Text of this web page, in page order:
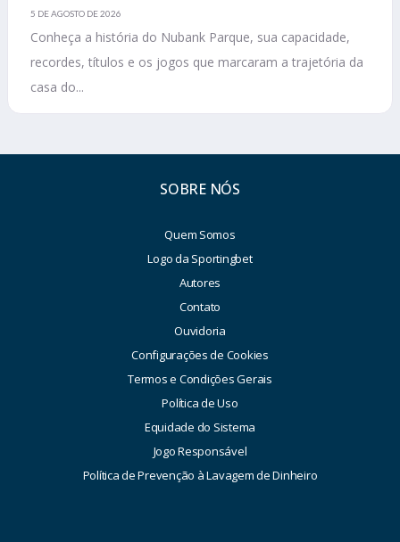
5 DE AGOSTO DE 2026
Conheça a história do Nubank Parque, sua capacidade,
recordes, títulos e os jogos que marcaram a trajetória da
casa do...
SOBRE NÓS
Quem Somos
Logo da Sportingbet
Autores
Contato
Ouvidoria
Configurações de Cookies
Termos e Condições Gerais
Política de Uso
Equidade do Sistema
Jogo Responsável
Política de Prevenção à Lavagem de Dinheiro